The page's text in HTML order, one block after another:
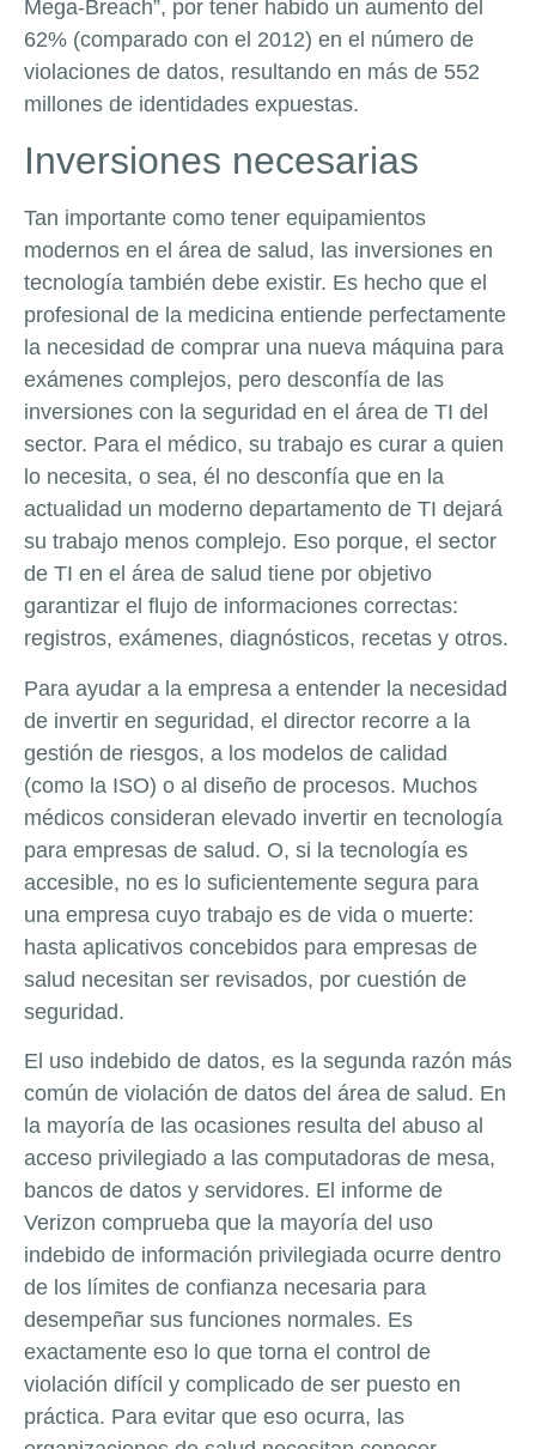
Mega-Breach”, por tener habido un aumento del
62% (comparado con el 2012) en el número de
violaciones de datos, resultando en más de 552
millones de identidades expuestas.
Inversiones necesarias
Tan importante como tener equipamientos
modernos en el área de salud, las inversiones en
tecnología también debe existir. Es hecho que el
profesional de la medicina entiende perfectamente
la necesidad de comprar una nueva máquina para
exámenes complejos, pero desconfía de las
inversiones con la seguridad en el área de TI del
sector. Para el médico, su trabajo es curar a quien
lo necesita, o sea, él no desconfía que en la
actualidad un moderno departamento de TI dejará
su trabajo menos complejo. Eso porque, el sector
de TI en el área de salud tiene por objetivo
garantizar el flujo de informaciones correctas:
registros, exámenes, diagnósticos, recetas y otros.
Para ayudar a la empresa a entender la necesidad
de invertir en seguridad, el director recorre a la
gestión de riesgos, a los modelos de calidad
(como la ISO) o al diseño de procesos. Muchos
médicos consideran elevado invertir en tecnología
para empresas de salud. O, si la tecnología es
accesible, no es lo suficientemente segura para
una empresa cuyo trabajo es de vida o muerte:
hasta aplicativos concebidos para empresas de
salud necesitan ser revisados, por cuestión de
seguridad.
El uso indebido de datos, es la segunda razón más
común de violación de datos del área de salud. En
la mayoría de las ocasiones resulta del abuso al
acceso privilegiado a las computadoras de mesa,
bancos de datos y servidores. El informe de
Verizon comprueba que la mayoría del uso
indebido de información privilegiada ocurre dentro
de los límites de confianza necesaria para
desempeñar sus funciones normales. Es
exactamente eso lo que torna el control de
violación difícil y complicado de ser puesto en
práctica. Para evitar que eso ocurra, las